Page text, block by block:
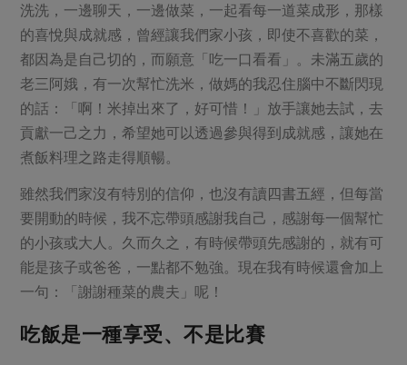
洗洗，一邊聊天，一邊做菜，一起看每一道菜成形，那樣
的喜悅與成就感，曾經讓我們家小孩，即使不喜歡的菜，
都因為是自己切的，而願意「吃一口看看」。未滿五歲的
老三阿娥，有一次幫忙洗米，做媽的我忍住腦中不斷閃現
的話：「啊！米掉出來了，好可惜！」放手讓她去試，去
貢獻一己之力，希望她可以透過參與得到成就感，讓她在
煮飯料理之路走得順暢。
雖然我們家沒有特別的信仰，也沒有讀四書五經，但每當
要開動的時候，我不忘帶頭感謝我自己，感謝每一個幫忙
的小孩或大人。久而久之，有時候帶頭先感謝的，就有可
能是孩子或爸爸，一點都不勉強。現在我有時候還會加上
一句：「謝謝種菜的農夫」呢！
吃飯是一種享受、不是比賽